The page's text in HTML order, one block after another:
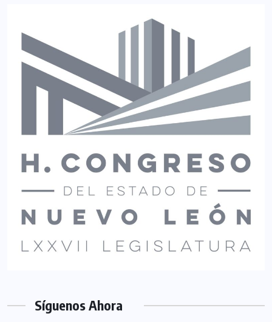
Síguenos Ahora